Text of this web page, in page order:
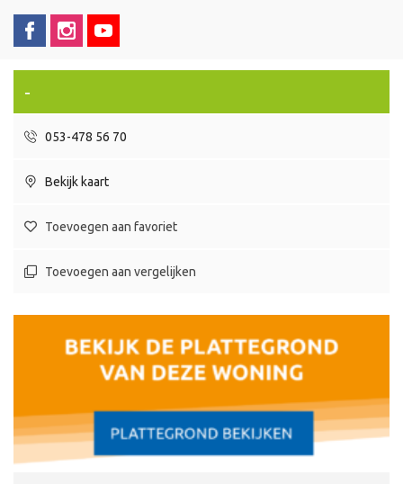
-
053-478 56 70
Bekijk kaart
Toevoegen aan favoriet
Toevoegen aan vergelijken